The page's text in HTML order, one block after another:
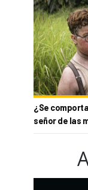
¿Se
señor de las